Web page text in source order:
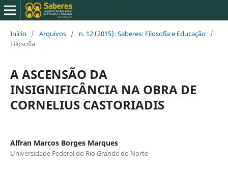
Início / Arquivos / n. 12 (2015): Saberes: Filosofia e Educação /
Filosofia
A ASCENSÃO DA
INSIGNIFICÂNCIA NA OBRA DE
CORNELIUS CASTORIADIS
Alfran Marcos Borges Marques
Universidade Federal do Rio Grande do Norte